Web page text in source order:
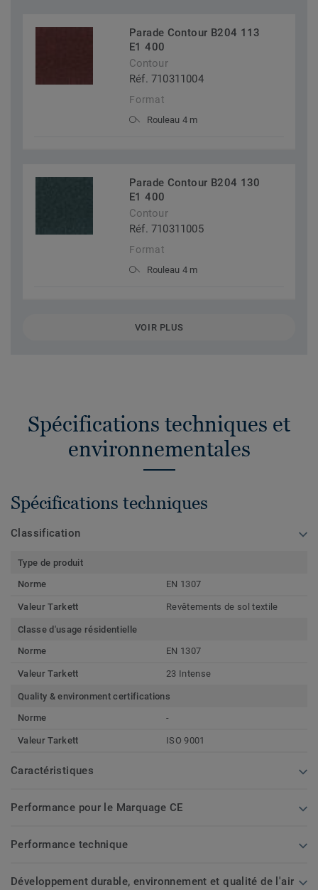
Parade Contour B204 113
E1 400
Contour
Réf. 710311004
Format
Rouleau 4 m
Parade Contour B204 130
E1 400
Contour
Réf. 710311005
Format
Rouleau 4 m
VOIR PLUS
Spécifications techniques et
environnementales
Spécifications techniques
Classification
Type de produit
Norme
EN 1307
Valeur Tarkett Revêtements de sol textile
Classe d'usage résidentielle
Norme
EN 1307
Valeur Tarkett 23 Intense
Quality & environment certifications
Norme
-
Valeur Tarkett ISO 9001
Caractéristiques
Performance pour le Marquage CE
Performance technique
Développement durable, environnement et qualité de l'air